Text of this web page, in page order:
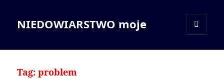
NIEDOWIARSTWO moje
Tag:problem